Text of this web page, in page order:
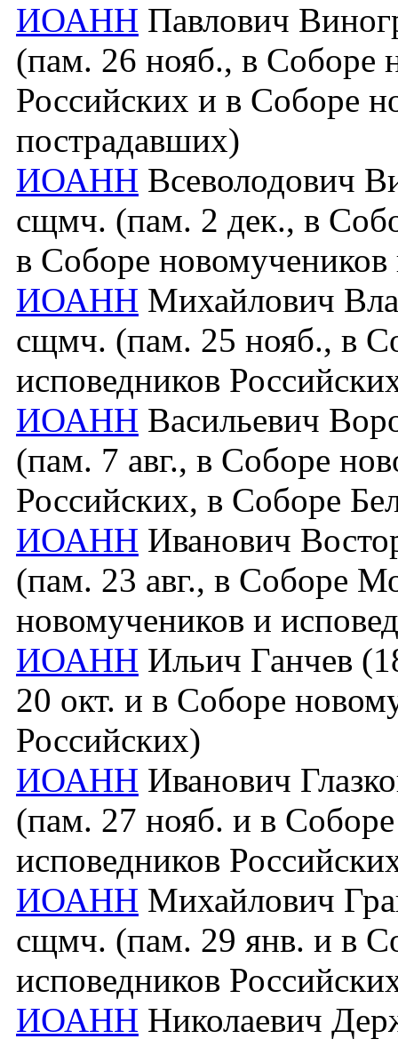
ИОАНН Павлович
(пам. 26 нояб., в Соборе
Российских и в Соборе
пострадавших)
ИОАНН Всеволодович
сщмч. (пам. 2 дек., в
в Соборе
ИОАНН Михайлович
сщмч. (пам. 25 нояб., в
исповедников
ИОАНН Васильевич
(пам. 7 авг., в Соборе
Российских, в Соборе
ИОАНН Иванович
(пам. 23 авг., в Соборе
новомучеников и
ИОАНН Ильич Ганчев
20 окт. и в Соборе
Российских)
ИОАНН Иванович
(пам. 27 нояб. и в
исповедников
ИОАНН Михайлович
сщмч. (пам. 29 янв. и в
исповедников
ИОАНН Николаевич